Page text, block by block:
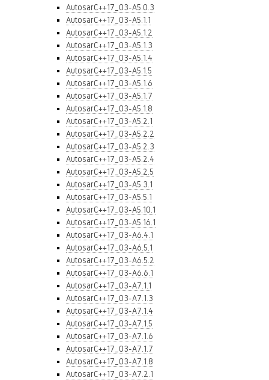
AutosarC++17_03-A5.0.3
AutosarC++17_03-A5.1.1
AutosarC++17_03-A5.1.2
AutosarC++17_03-A5.1.3
AutosarC++17_03-A5.1.4
AutosarC++17_03-A5.1.5
AutosarC++17_03-A5.1.6
AutosarC++17_03-A5.1.7
AutosarC++17_03-A5.1.8
AutosarC++17_03-A5.2.1
AutosarC++17_03-A5.2.2
AutosarC++17_03-A5.2.3
AutosarC++17_03-A5.2.4
AutosarC++17_03-A5.2.5
AutosarC++17_03-A5.3.1
AutosarC++17_03-A5.5.1
AutosarC++17_03-A5.10.1
AutosarC++17_03-A5.16.1
AutosarC++17_03-A6.4.1
AutosarC++17_03-A6.5.1
AutosarC++17_03-A6.5.2
AutosarC++17_03-A6.6.1
AutosarC++17_03-A7.1.1
AutosarC++17_03-A7.1.3
AutosarC++17_03-A7.1.4
AutosarC++17_03-A7.1.5
AutosarC++17_03-A7.1.6
AutosarC++17_03-A7.1.7
AutosarC++17_03-A7.1.8
AutosarC++17_03-A7.2.1